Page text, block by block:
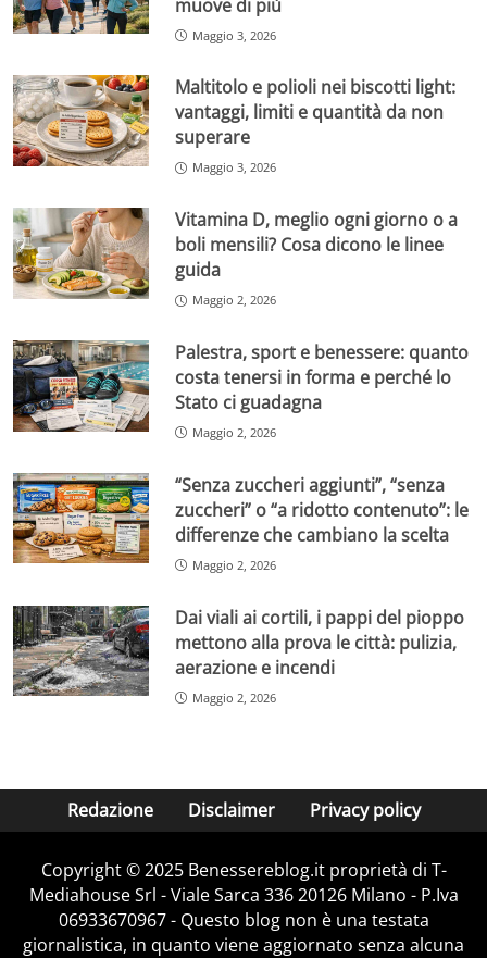
muove di più
Maggio 3, 2026
Maltitolo e polioli nei biscotti light:
vantaggi, limiti e quantità da non
superare
Maggio 3, 2026
Vitamina D, meglio ogni giorno o a
boli mensili? Cosa dicono le linee
guida
Maggio 2, 2026
Palestra, sport e benessere: quanto
costa tenersi in forma e perché lo
Stato ci guadagna
Maggio 2, 2026
“Senza zuccheri aggiunti”, “senza
zuccheri” o “a ridotto contenuto”: le
differenze che cambiano la scelta
Maggio 2, 2026
Dai viali ai cortili, i pappi del pioppo
mettono alla prova le città: pulizia,
aerazione e incendi
Maggio 2, 2026
Redazione Disclaimer Privacy policy
Copyright © 2025 Benessereblog.it proprietà di T-
Mediahouse Srl - Viale Sarca 336 20126 Milano - P.Iva
06933670967 - Questo blog non è una testata
giornalistica, in quanto viene aggiornato senza alcuna